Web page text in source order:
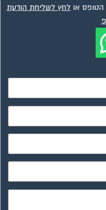
אולחץ לשליחת הודעת